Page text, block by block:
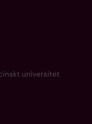
universitet